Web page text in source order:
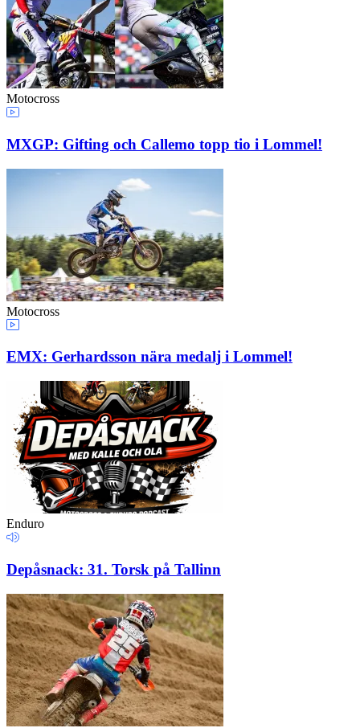
Motocross
MXGP: Gifting och Callemo topp tio i Lommel!
Motocross
EMX: Gerhardsson nära medalj i Lommel!
Enduro
Depåsnack: 31. Torsk på Tallinn